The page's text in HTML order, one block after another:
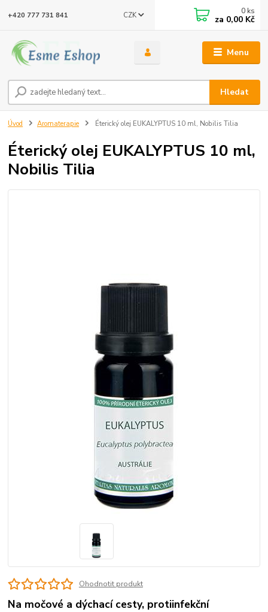
Menu
CZK
Hledat
+420 777 731 841 0 ks
za 0,00 Kč
Úvod Aromaterapie Éterický olej EUKALYPTUS 10 ml, Nobilis Tilia
Éterický olej EUKALYPTUS 10 ml,
Nobilis Tilia
Ohodnotit produkt
Na močové a dýchací cesty, protiinfekční